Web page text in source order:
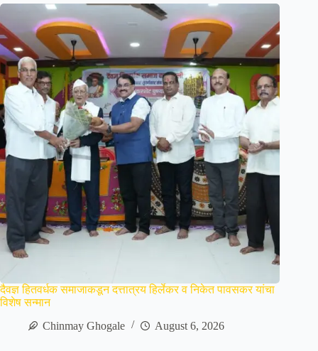
दैवज्ञ हितवर्धक समाजाकडून दत्तात्रय हिर्लेकर व निकेत पावसकर यांचा
विशेष सन्मान
Chinmay Ghogale
August 6, 2026